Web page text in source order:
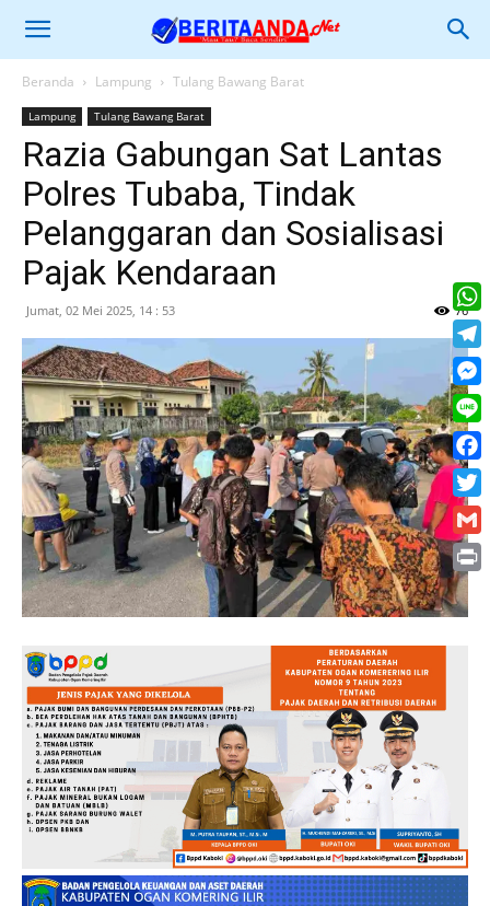
Beranda Lampung Tulang Bawang Barat
Lampung Tulang Bawang Barat
Razia Gabungan Sat Lantas
Polres Tubaba, Tindak
Pelanggaran dan Sosialisasi
Pajak Kendaraan
Jumat, 02 Mei 2025, 14 : 53 76
Line
Print